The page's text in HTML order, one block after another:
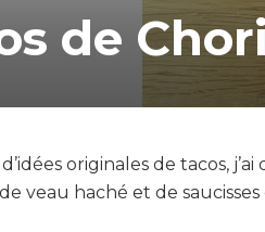
de
originales de tacos,
veau haché et de